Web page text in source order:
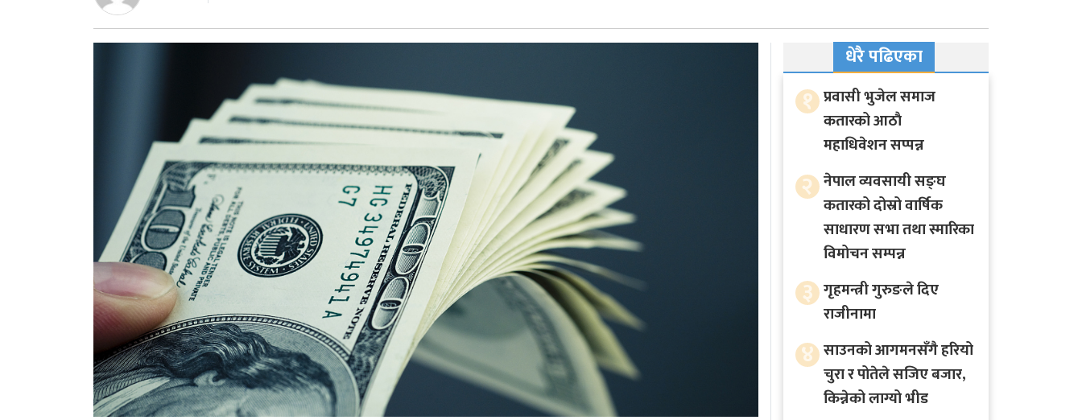
धेरै पढिएका
१ प्रवासी भुजेल समाज
कतारको आठाै
महाधिवेशन सप्पन्न
२ नेपाल व्यवसायी सङ्घ
कतारको दोस्रो वार्षिक
साधारण सभा तथा स्मारिका
विमोचन सम्पन्न
३ गृहमन्त्री गुरुङले दिए
राजीनामा
४ साउनको आगमनसँगै हरियो
चुरा र पोतेले सजिए बजार,
किन्नेको लाग्यो भीड